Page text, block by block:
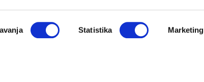
Statistika Marketing